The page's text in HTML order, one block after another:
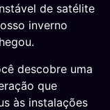
de satélite
inverno
descobre uma
que
às instalações